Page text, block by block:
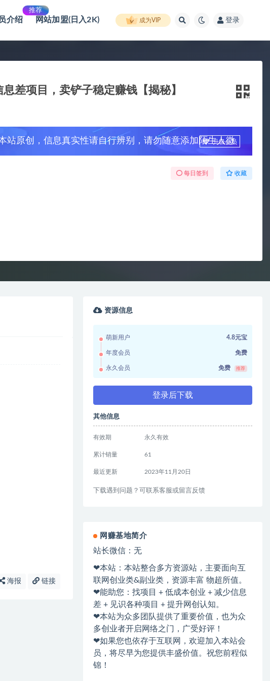
介绍
推荐
网站加盟(日入2K) 成为VIP 登录
差项目，卖铲子稳定赚钱【揭秘】
站原创，信息真实性请自行辨别，请勿随意添加陌生人微
升级会员
每日签到 收藏
海报 链接
资源信息
萌新用户 4.8元宝
年度会员 免费
永久会员 免费 推荐
登录后下载
其他信息
有效期 永久有效
累计销量 61
最近更新 2023年11月20日
下载遇到问题？可联系客服或留言反馈
网赚基地简介
站长微信：无
❤本站：本站整合多方资源站，主要面向互
联网创业类&副业类，资源丰富 物超所值。
❤能助您：找项目 + 低成本创业 + 减少信息
差 + 见识各种项目 + 提升网创认知。
❤本站为众多团队提供了重要价值，也为众
多创业者开启网络之门，广受好评！
❤如果您也依存于互联网，欢迎加入本站会
员，将尽早为您提供丰盛价值。祝您前程似
锦！